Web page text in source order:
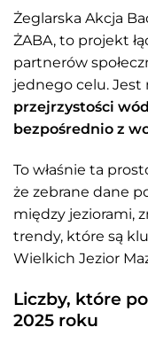
Żeglarska Akcja
ŻABA, to projekt
partnerów
jednego celu. Jest
przejrzystości
bezpośrednio z
To właśnie ta
że zebrane dane
między jeziorami,
trendy, które są
Wielkich Jezior
Liczby, które
2025 roku